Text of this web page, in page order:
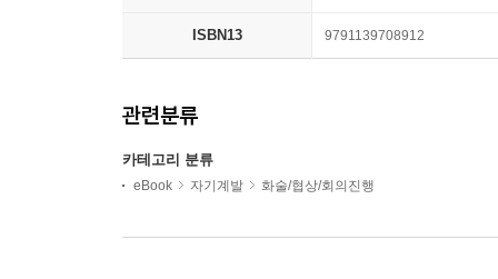
ISBN13 9791139708912
관련분류
카테고리 분류
eBook 자기계발 화술/협상/회의진행